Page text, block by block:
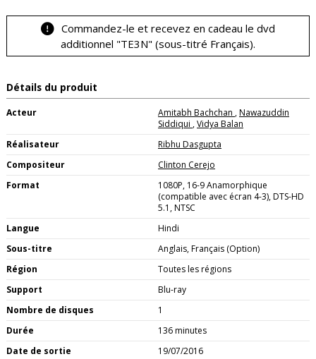
Commandez-le et recevez en cadeau le dvd
additionnel "TE3N" (sous-titré Français).
Détails du produit
Acteur Amitabh Bachchan ,Nawazuddin
Siddiqui ,Vidya Balan
Réalisateur
Ribhu Dasgupta
Compositeur
Clinton Cerejo
Format
1080P, 16-9 Anamorphique
(compatible avec écran 4-3), DTS-HD
5.1, NTSC
Langue
Hindi
Sous-titre
Anglais, Français (Option)
Région
Toutes les régions
Support
Blu-ray
Nombre de disques
1
Durée
136 minutes
Date de sortie
19/07/2016